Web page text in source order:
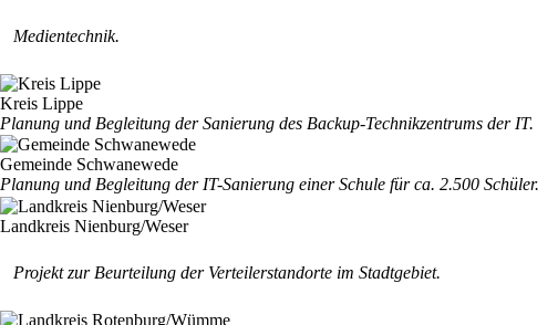
Medientechnik.
Kreis Lippe
Planung und Begleitung der Sanierung des Backup-Technikzentrums der IT.
Gemeinde Schwanewede
Planung und Begleitung der IT-Sanierung einer Schule für ca. 2.500 Schüler.
Landkreis Nienburg/Weser
Projekt zur Beurteilung der Verteilerstandorte im Stadtgebiet.